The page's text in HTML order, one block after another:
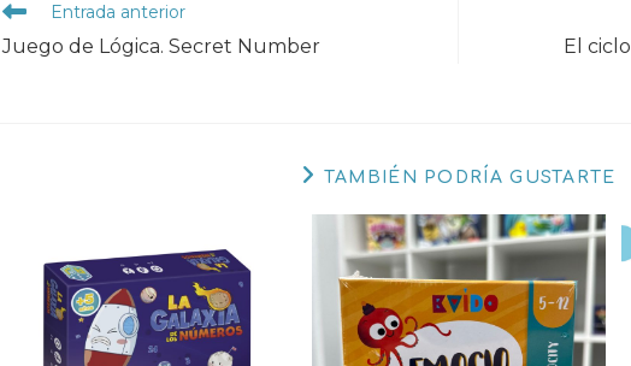
Leer
artículos
Entrada anterior
Juego de Lógica. Secret Number
El
TAMBIÉN PODRÍA GUSTARTE